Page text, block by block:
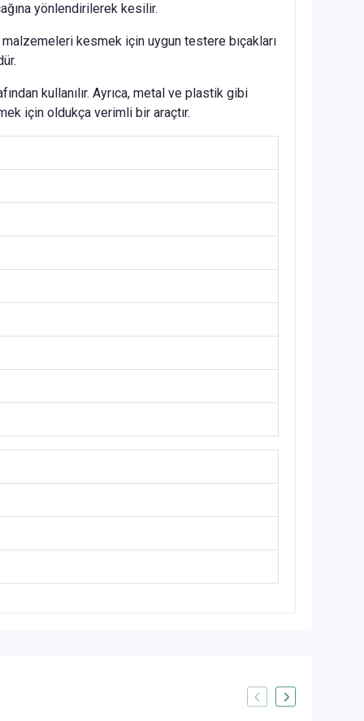
yönlendirilerek kesilir.
kesmek için uygun testere bıçakları
kullanılır. Ayrıca, metal ve plastik gibi
için oldukça verimli bir araçtır.